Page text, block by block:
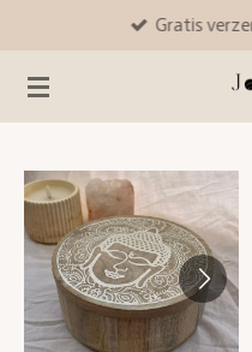
naar
de
Gratis